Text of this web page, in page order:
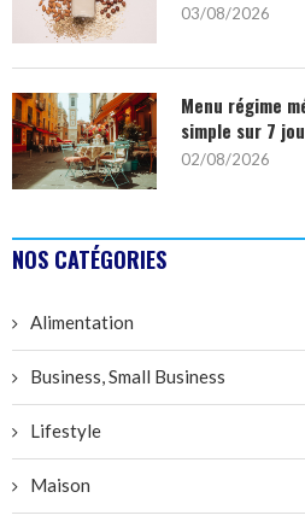
03/08/2026
Menu régime
simple sur 7
02/08/2026
NOS CATÉGORIES
Alimentation
Business, Small Business
Lifestyle
Maison